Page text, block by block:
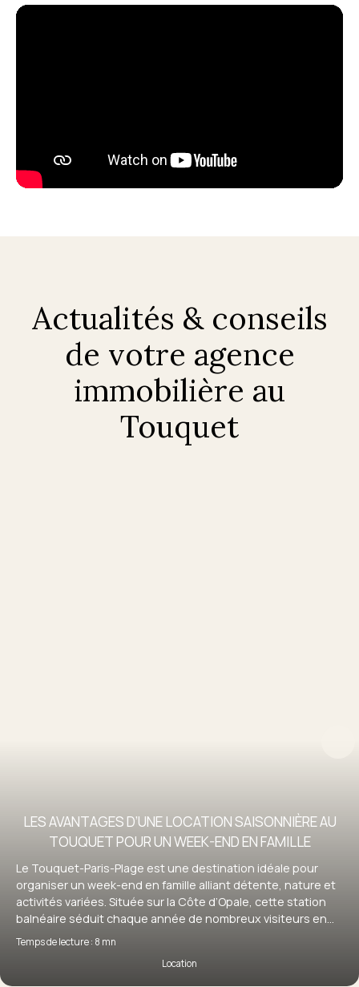
Actualités & conseils
de votre agence
immobilière au
Touquet
LES AVANTAGES D’UNE LOCATION SAISONNIÈRE AU
TOUQUET POUR UN WEEK-END EN FAMILLE
Le Touquet-Paris-Plage est une destination idéale pour
organiser un week-end en famille alliant détente, nature et
activités variées. Située sur la Côte d’Opale, cette station
balnéaire séduit chaque année de nombreux visiteurs en
quête d’évasion. Pour profiter pleinement de votre séjour, la
location saisonnière au Touquet s’impose comme une
solution particulièrement adaptée, offrant confort,
Temps de lecture : 8 mn
Location